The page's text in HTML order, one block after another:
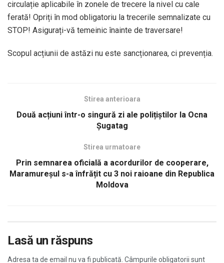
circulație aplicabile în zonele de trecere la nivel cu cale
ferată! Opriți în mod obligatoriu la trecerile semnalizate cu
STOP! Asigurați-vă temeinic înainte de traversare!
Scopul acțiunii de astăzi nu este sancționarea, ci prevenția.
Stirea anterioara
Două acțiuni într-o singură zi ale polițiștilor la Ocna
Șugatag
Stirea urmatoare
Prin semnarea oficială a acordurilor de cooperare,
Maramureșul s-a înfrățit cu 3 noi raioane din Republica
Moldova
Lasă un răspuns
Adresa ta de email nu va fi publicată. Câmpurile obligatorii sunt